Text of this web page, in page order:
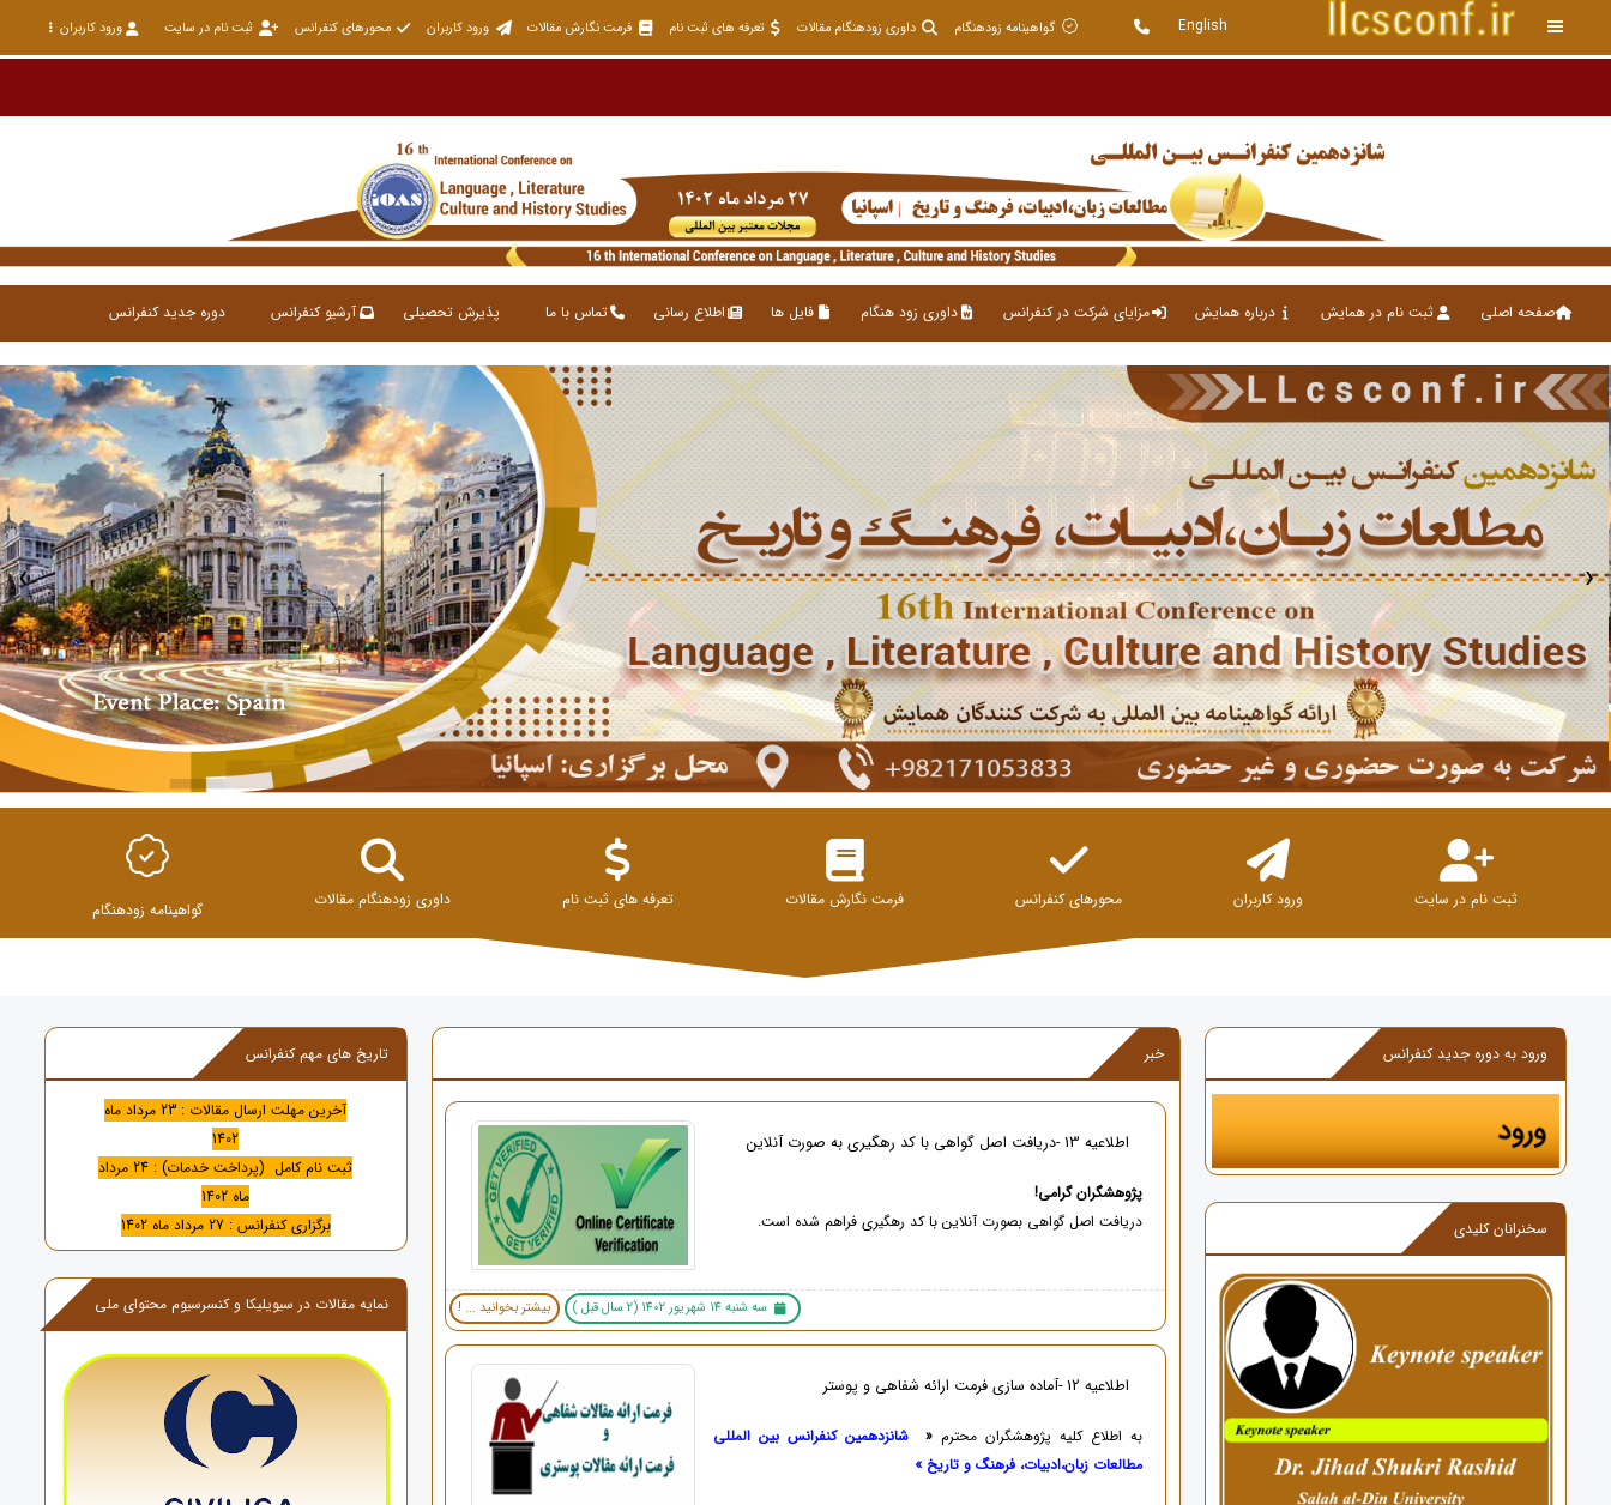
English گواهینامه زودهنگام داوری زودهنگام مقالات تعرفه های ثبت نام فرمت نگارش مقالات ورود کاربران محورهای کنفرانس ثبت نام در سایت ورود کاربران
صفحه اصلی ثبت نام در همایش درباره همایش مزایای شرکت در کنفرانس داوری زود هنگام فایل ها اطلاع رسانی تماس با ما پذیرش تحصیلی آرشیو کنفرانس دوره جدید کنفرانس
‹ ›
ثبت نام در سایت ورود کاربران محورهای کنفرانس فرمت نگارش مقالات تعرفه های ثبت نام داوری زودهنگام مقالات گواهینامه زودهنگام
ورود به دوره جدید کنفرانس
سخنرانان کلیدی
خبر
اطلاعیه 13 -دریافت اصل گواهی با کد رهگیری به صورت آنلاین
پژوهشگران گرامی!
دریافت اصل گواهی بصورت آنلاین با کد رهگیری فراهم شده است.
سه شنبه 14 شهریور 1402 (2 سال قبل ) بیشتر بخوانید ... !
اطلاعیه 12 -آماده سازی فرمت ارائه شفاهی و پوستر
به اطلاع کلیه پژوهشگران محترم«شانزدهمین کنفرانس بین المللی
مطالعات زبان،ادبیات، فرهنگ و تاریخ »
تاریخ های مهم کنفرانس
آخرین مهلت ارسال مقالات : 23 مرداد ماه
1402
ثبت نام کامل (پرداخت خدمات) : 24 مرداد
ماه 1402
برگزاری کنفرانس : 27 مرداد ماه 1402
نمایه مقالات در سیویلیکا و کنسرسیوم محتوای ملی